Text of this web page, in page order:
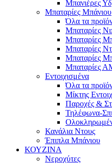
Μπανιέρες
Μπαταρίες Μπάνιου
Όλα τα
Μπαταρίες
Μπαταρίες
Μπαταρίες
Μπαταρίες
Μπαταρίες
Εντοιχισμένα
Όλα τα
Μίκτης
Παροχές &
Τηλέφωνα-
Κανάλια Ντους
Έπιπλα Μπάνιου
ΚΟΥΖΙΝΑ
Νεροχύτες